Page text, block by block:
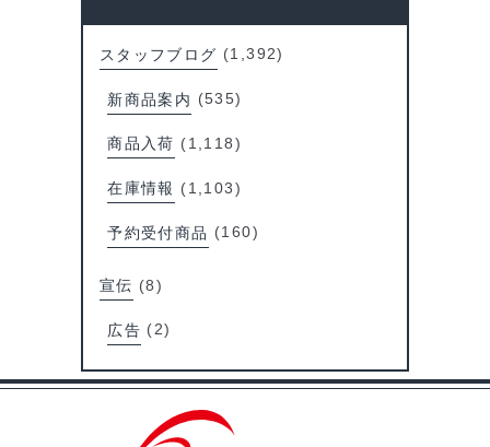
スタッフブログ (1,392)
新商品案内 (535)
商品入荷 (1,118)
在庫情報 (1,103)
予約受付商品 (160)
宣伝 (8)
広告 (2)